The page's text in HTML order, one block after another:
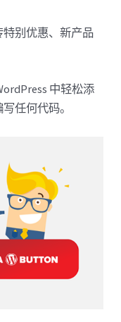
别优惠、新产品
中轻松添
任何代码。